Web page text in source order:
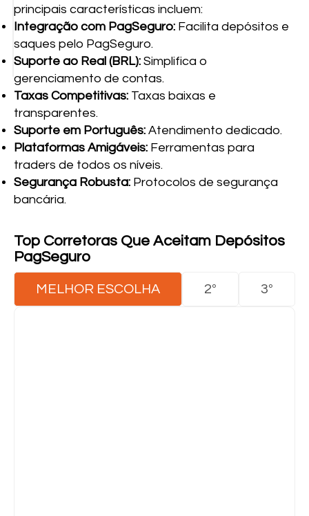
principais características incluem:
Integração com PagSeguro: Facilita depósitos e
saques pelo PagSeguro.
Suporte ao Real (BRL): Simplifica o
gerenciamento de contas.
Taxas Competitivas: Taxas baixas e
transparentes.
Suporte em Português: Atendimento dedicado.
Plataformas Amigáveis: Ferramentas para
traders de todos os níveis.
Segurança Robusta: Protocolos de segurança
bancária.
Top Corretoras Que Aceitam Depósitos
PagSeguro
MELHOR ESCOLHA 2º 3º